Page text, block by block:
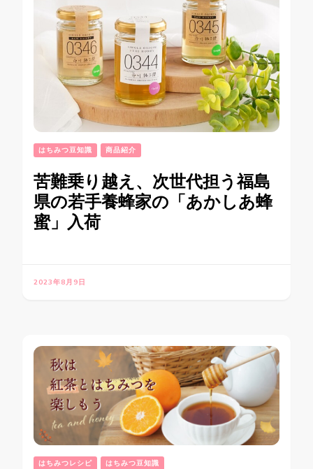
はちみつ豆知識 商品紹介
苦難乗り越え、次世代担う福島
県の若手養蜂家の「あかしあ蜂
蜜」入荷
2023年8月9日
はちみつレシピ はちみつ豆知識